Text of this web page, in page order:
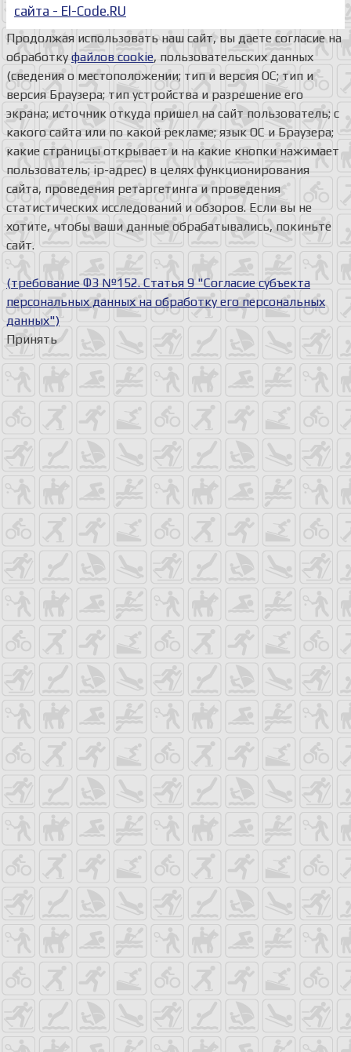
сайта - El-Code.RU
Продолжая использовать наш сайт, вы даете согласие на
обработку файлов cookie, пользовательских данных
(сведения о местоположении; тип и версия ОС; тип и
версия Браузера; тип устройства и разрешение его
экрана; источник откуда пришел на сайт пользователь; с
какого сайта или по какой рекламе; язык ОС и Браузера;
какие страницы открывает и на какие кнопки нажимает
пользователь; ip-адрес) в целях функционирования
сайта, проведения ретаргетинга и проведения
статистических исследований и обзоров. Если вы не
хотите, чтобы ваши данные обрабатывались, покиньте
сайт.
(требование ФЗ №152. Статья 9 "Согласие субъекта
персональных данных на обработку его персональных
данных")
Принять